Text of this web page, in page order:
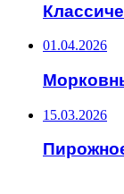
01.04.2026
15.03.2026